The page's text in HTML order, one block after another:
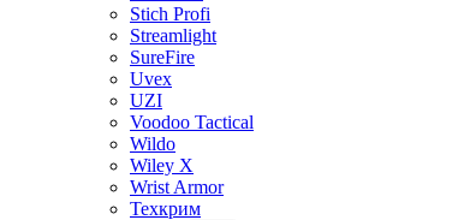
Stich Profi
Streamlight
SureFire
Uvex
UZI
Voodoo Tactical
Wildo
Wiley X
Wrist Armor
Техкрим